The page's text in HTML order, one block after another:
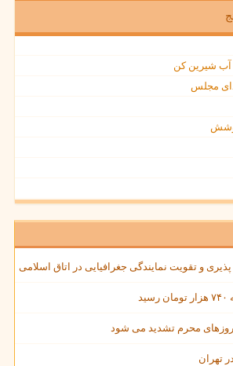
آب شیرین کن
مجلس
و تقویت نمایندگی جغرافیایی در اتاق اسلامی
محرم تشدید می شود